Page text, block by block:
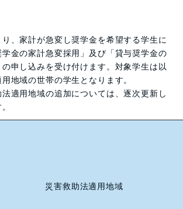
、家計が急変し奨学金を希望する学生に
金の家計急変採用」及び「貸与奨学金の
申し込みを受け付けます。対象学生は以
地域の世帯の学生となります。
適用地域の追加については、逐次更新し
災害救助法適用地域